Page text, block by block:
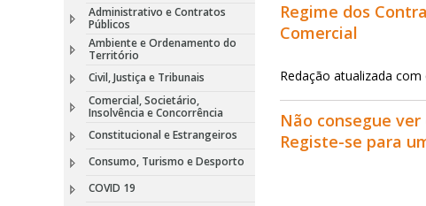
Administrativo e Contratos
Públicos
Ambiente e Ordenamento do
Território
Civil, Justiça e Tribunais
Comercial, Societário,
Insolvência e Concorrência
Constitucional e Estrangeiros
Consumo, Turismo e Desporto
COVID 19
Regime dos
Comercial
Redação atualizada
Não consegue
Registe-se para